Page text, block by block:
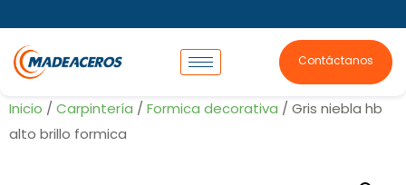
Contáctanos
Inicio / Carpintería / Formica decorativa / Gris niebla hb
alto brillo formica